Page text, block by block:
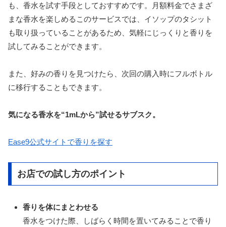
も、香水を試す手段としておすすめです。月額料金でさまざ
まな香水を楽しめるこのサービスでは、イソップのタシット
も取り扱っていることがあるため、気軽にじっくりと香りを
試してみることができます。
また、好みの香りを見つけたら、次回の購入時にフルボトル
に移行することもできます。
気になる香水を“1mLから”試せるサブスク。
Ease9公式サイトで香りを探す
お店での試し方のポイント
香りを体にまとわせる
香水をつけた際、しばらく時間を置いてみることで香り